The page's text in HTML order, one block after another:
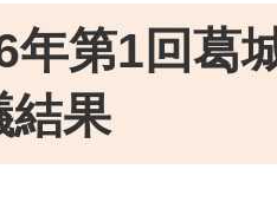
年第1回葛
結果